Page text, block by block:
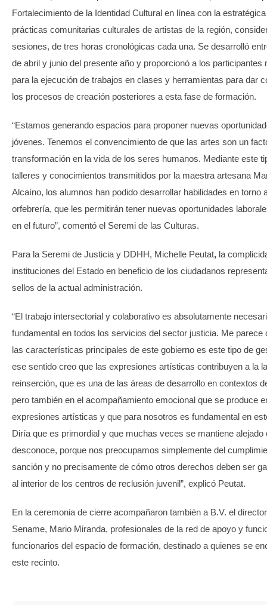
Fortalecimiento de la Identidad Cultural en línea con la
prácticas comunitarias culturales de artistas de la región,
sesiones, de tres horas cronológicas cada una. Se desarrolló
de abril y junio del presente año y proporcionó a los participantes
para la ejecución de trabajos en clases y herramientas para dar
los procesos de creación posteriores a esta fase de formación.
“Estamos generando espacios para proponer nuevas
jóvenes. Tenemos el convencimiento de que las artes son un
transformación en la vida de los seres humanos. Mediante este
talleres y conocimientos transmitidos por la maestra artesana
Alcaíno, los alumnos han podido desarrollar habilidades en torno
orfebrería, que les permitirán tener nuevas oportunidades
en el futuro”, comentó el Seremi de las Culturas.
Para la Seremi de Justicia y DDHH, Michelle Peutat, la
instituciones del Estado en beneficio de los ciudadanos
sellos de la actual administración.
“El trabajo intersectorial y colaborativo es absolutamente
fundamental en todos los servicios del sector justicia. Me parece
las características principales de este gobierno es este tipo de
ese sentido creo que las expresiones artísticas contribuyen a la
reinserción, que es una de las áreas de desarrollo en contextos
pero también en el acompañamiento emocional que se produce
expresiones artísticas y que para nosotros es fundamental en
Diría que es primordial y que muchas veces se mantiene alejado
desconoce, porque nos preocupamos simplemente del
sanción y no precisamente de cómo otros derechos deben ser
al interior de los centros de reclusión juvenil”, explicó Peutat.
En la ceremonia de cierre acompañaron también a B.V. el
Sename, Mario Miranda, profesionales de la red de apoyo y
funcionarios del espacio de formación, destinado a quienes se
este recinto.